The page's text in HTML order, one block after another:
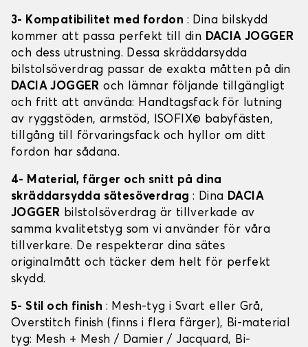
3- Kompatibilitet med fordon : Dina bilskydd
kommer att passa perfekt till din DACIA JOGGER
och dess utrustning. Dessa skräddarsydda
bilstolsöverdrag passar de exakta måtten på din
DACIA JOGGER och lämnar följande tillgängligt
och fritt att använda: Handtagsfack för lutning
av ryggstöden, armstöd, ISOFIX© babyfästen,
tillgång till förvaringsfack och hyllor om ditt
fordon har sådana.
4- Material, färger och snitt på dina
skräddarsydda sätesöverdrag: Dina DACIA
JOGGER bilstolsöverdrag är tillverkade av
samma kvalitetstyg som vi använder för våra
tillverkare. De respekterar dina sätes
originalmått och täcker dem helt för perfekt
skydd.
5- Stil och finish : Mesh-tyg i Svart eller Grå,
Overstitch finish (finns i flera färger), Bi-material
tyg: Mesh + Mesh / Damier / Jacquard, Bi-